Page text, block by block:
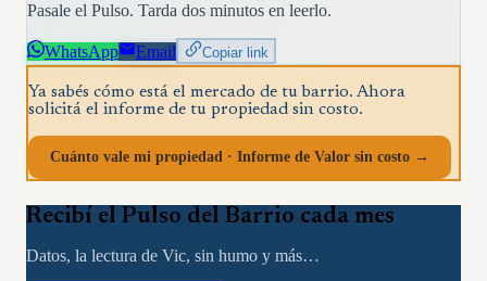
Pasale el Pulso. Tarda dos minutos en leerlo.
WhatsApp Email Copiar link
Ya sabés cómo está el mercado de tu barrio. Ahora
solicitá el informe de tu propiedad sin costo.
Cuánto vale mi propiedad · Informe de Valor sin costo →
Recibí el Pulso del Barrio cada mes
Datos, la lectura de Vic, sin humo y más…